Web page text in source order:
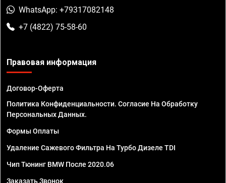
WhatsApp: +79317082148
+7 (4822) 75-58-60
Правовая информация
Договор-Оферта
Политика Конфиденциальности. Согласие На Обработку
Персональных Данных.
Формы Оплаты
Удаление Сажевого Фильтра На Турбо Дизеле TDI
Чип Тюнинг BMW После 2020.06
Заказать Звонок